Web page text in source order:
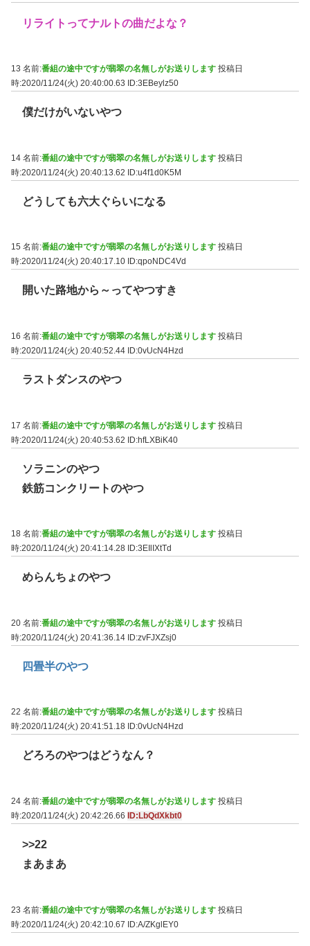
リライトってナルトの曲だよな？
13 名前:番組の途中ですが翡翠の名無しがお送りします 投稿日
時:2020/11/24(火) 20:40:00.63
ID:3EBeylz50
僕だけがいないやつ
14 名前:番組の途中ですが翡翠の名無しがお送りします 投稿日
時:2020/11/24(火) 20:40:13.62 ID:u4f1d0K5M
どうしても六大ぐらいになる
15 名前:番組の途中ですが翡翠の名無しがお送りします 投稿日
時:2020/11/24(火) 20:40:17.10 ID:qpoNDC4Vd
開いた路地から～ってやつすき
16 名前:番組の途中ですが翡翠の名無しがお送りします 投稿日
時:2020/11/24(火) 20:40:52.44 ID:0vUcN4Hzd
ラストダンスのやつ
17 名前:番組の途中ですが翡翠の名無しがお送りします 投稿日
時:2020/11/24(火) 20:40:53.62 ID:hfLXBiK40
ソラニンのやつ
鉄筋コンクリートのやつ
18 名前:番組の途中ですが翡翠の名無しがお送りします 投稿日
時:2020/11/24(火) 20:41:14.28 ID:3EIlIXtTd
めらんちょのやつ
20 名前:番組の途中ですが翡翠の名無しがお送りします 投稿日
時:2020/11/24(火) 20:41:36.14 ID:zvFJXZsj0
四畳半のやつ
22 名前:番組の途中ですが翡翠の名無しがお送りします 投稿日
時:2020/11/24(火) 20:41:51.18 ID:0vUcN4Hzd
どろろのやつはどうなん？
24 名前:番組の途中ですが翡翠の名無しがお送りします 投稿日
時:2020/11/24(火) 20:42:26.66
ID:LbQdXkbt0
>>22
まあまあ
23 名前:番組の途中ですが翡翠の名無しがお送りします 投稿日
時:2020/11/24(火) 20:42:10.67 ID:A/ZKglEY0